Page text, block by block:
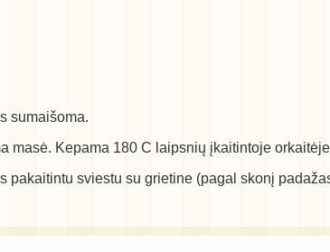
sumaišoma.
masė. Kepama 180 C laipsnių įkaitintoje
sviestu su grietine (pagal skonį